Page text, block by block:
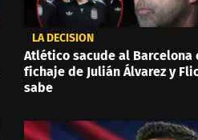
LA DECISIÓN
Atlético sacude al Barcelona
fichaje de Julián Álvarez y
sabe